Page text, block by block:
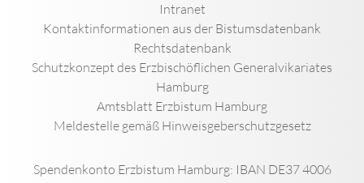
Intranet
Kontaktinformationen aus der Bistumsdatenbank
Rechtsdatenbank
Schutzkonzept des Erzbischöflichen Generalvikariates
Hamburg
Amtsblatt Erzbistum Hamburg
Meldestelle gemäß Hinweisgeberschutzgesetz
Spendenkonto Erzbistum Hamburg: IBAN DE37 4006